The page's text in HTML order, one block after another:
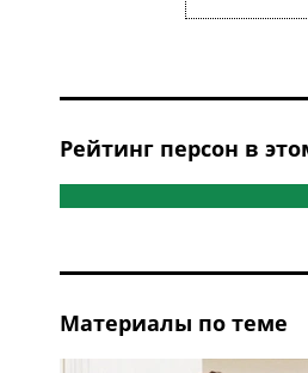
Рейтинг персон в
Материалы по теме